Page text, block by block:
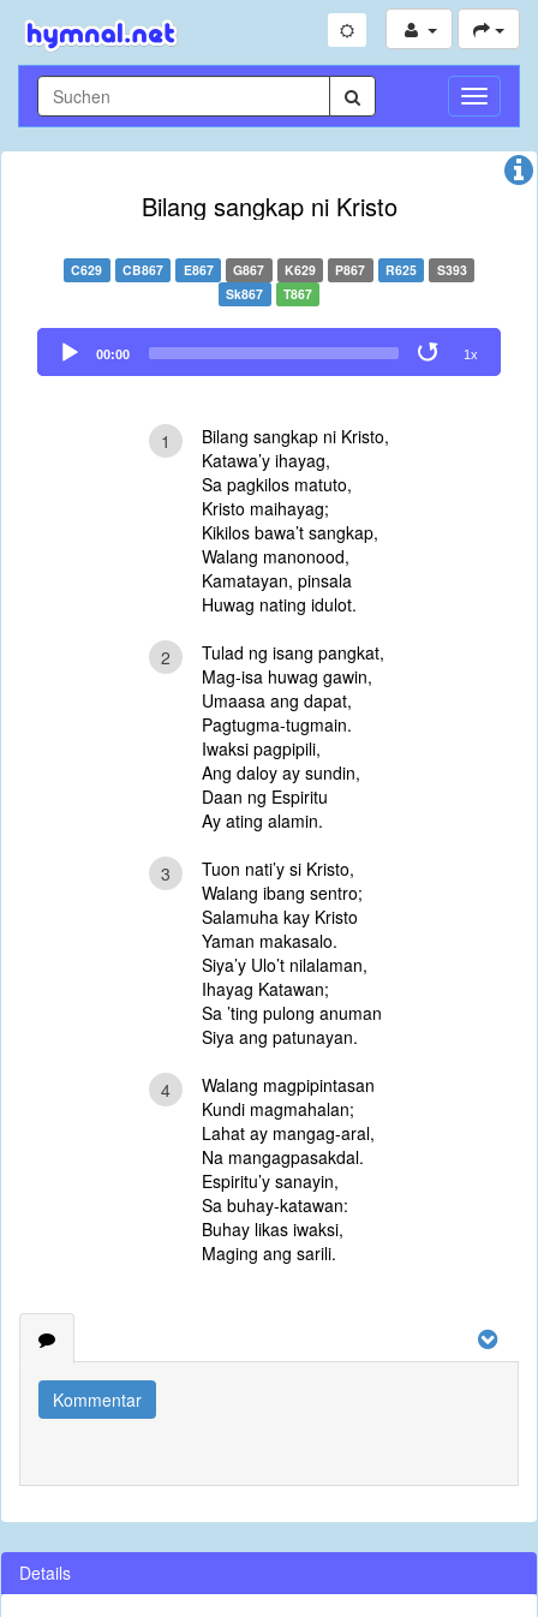
Bilang sangkap ni Kristo
C629 CB867 E867 G867 K629 P867 R625
S393
Sk867
T867
Audio
Player
00:00 1x
1
Bilang sangkap ni Kristo,
Katawa’y ihayag,
Sa pagkilos matuto,
Kristo maihayag;
Kikilos bawa’t sangkap,
Walang manonood,
Kamatayan, pinsala
Huwag nating idulot.
2
Tulad ng isang pangkat,
Mag-isa huwag gawin,
Umaasa ang dapat,
Pagtugma-tugmain.
Iwaksi pagpipili,
Ang daloy ay sundin,
Daan ng Espiritu
Ay ating alamin.
3
Tuon nati’y si Kristo,
Walang ibang sentro;
Salamuha kay Kristo
Yaman makasalo.
Siya’y Ulo’t nilalaman,
Ihayag Katawan;
Sa ’ting pulong anuman
Siya ang patunayan.
4
Walang magpipintasan
Kundi magmahalan;
Lahat ay mangag-aral,
Na mangagpasakdal.
Espiritu’y sanayin,
Sa buhay-katawan:
Buhay likas iwaksi,
Maging ang sarili.
Kommentar
Details